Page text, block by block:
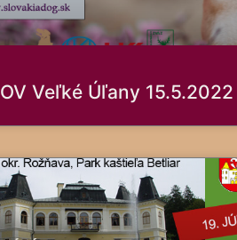
OV Veľké Úľany 15.5.2022